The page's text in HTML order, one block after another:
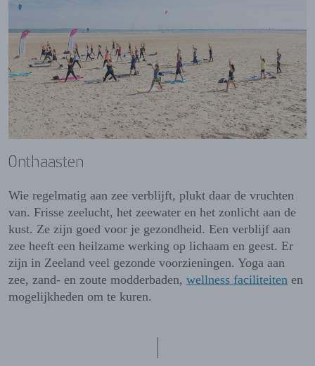
Onthaasten
Wie regelmatig aan zee verblijft, plukt daar de vruchten
van. Frisse zeelucht, het zeewater en het zonlicht aan de
kust. Ze zijn goed voor je gezondheid. Een verblijf aan
zee heeft een heilzame werking op lichaam en geest. Er
zijn in Zeeland veel gezonde voorzieningen. Yoga aan
zee, zand- en zoute modderbaden, wellness faciliteiten en
mogelijkheden om te kuren.